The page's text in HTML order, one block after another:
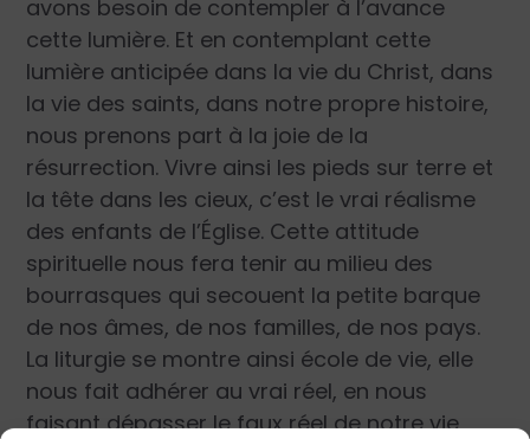
avons besoin de contempler à l’avance
cette lumière. Et en contemplant cette
lumière anticipée dans la vie du Christ, dans
la vie des saints, dans notre propre histoire,
nous prenons part à la joie de la
résurrection. Vivre ainsi les pieds sur terre et
la tête dans les cieux, c’est le vrai réalisme
des enfants de l’Église. Cette attitude
spirituelle nous fera tenir au milieu des
bourrasques qui secouent la petite barque
de nos âmes, de nos familles, de nos pays.
La liturgie se montre ainsi école de vie, elle
nous fait adhérer au vrai réel, en nous
faisant dépasser le faux réel de notre vie